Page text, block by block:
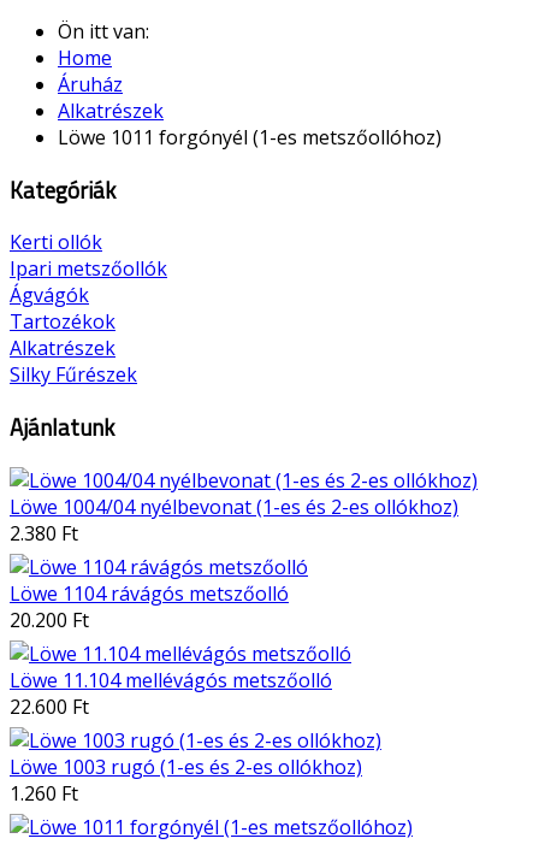
Ön itt van:
Home
Áruház
Alkatrészek
Löwe 1011 forgónyél (1-es metszőollóhoz)
Kategóriák
Kerti ollók
Ipari metszőollók
Ágvágók
Tartozékok
Alkatrészek
Silky Fűrészek
Ajánlatunk
Löwe 1004/04 nyélbevonat (1-es és 2-es ollókhoz)
2.380 Ft
Löwe 1104 rávágós metszőolló
20.200 Ft
Löwe 11.104 mellévágós metszőolló
22.600 Ft
Löwe 1003 rugó (1-es és 2-es ollókhoz)
1.260 Ft